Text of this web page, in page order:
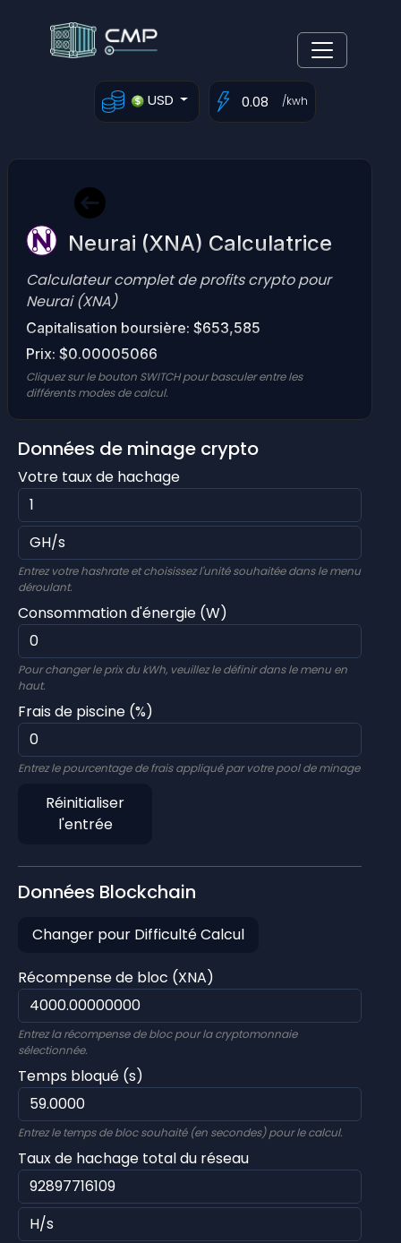
USD /kwh
Neurai (XNA) Calculatrice
Calculateur complet de profits crypto pour
Neurai (XNA)
Capitalisation boursière: $653,585
Prix: $0.00005066
Cliquez sur le bouton SWITCH pour basculer entre les
différents modes de calcul.
Données de minage crypto
Votre taux de hachage
Entrez votre hashrate et choisissez l'unité souhaitée dans le menu
déroulant.
Consommation d'énergie (W)
Pour changer le prix du kWh, veuillez le définir dans le menu en
haut.
Frais de piscine (%)
Entrez le pourcentage de frais appliqué par votre pool de minage
Réinitialiser
l'entrée
Données Blockchain
Changer pour Difficulté Calcul
Récompense de bloc (XNA)
Entrez la récompense de bloc pour la cryptomonnaie
sélectionnée.
Temps bloqué (s)
Entrez le temps de bloc souhaité (en secondes) pour le calcul.
Taux de hachage total du réseau